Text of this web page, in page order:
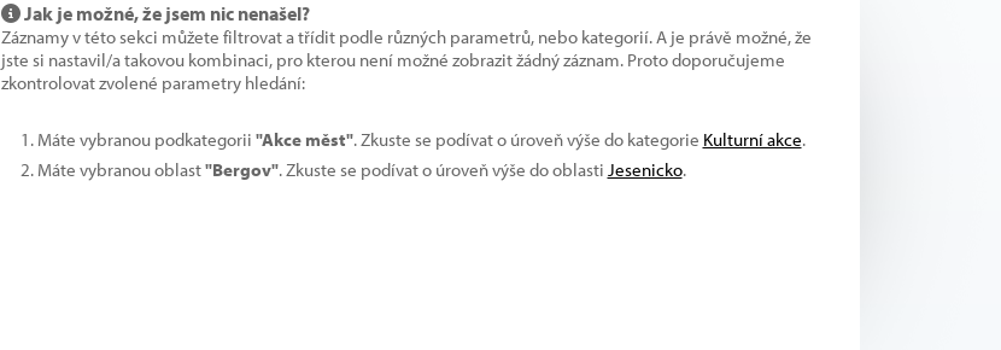
Jak je možné, že jsem nic nenašel?
Záznamy v této sekci můžete filtrovat a třídit podle různých parametrů, nebo kategorií. A je právě možné, že
jste si nastavil/a takovou kombinaci, pro kterou není možné zobrazit žádný záznam. Proto doporučujeme
zkontrolovat zvolené parametry hledání:
Máte vybranou podkategorii "Akce měst". Zkuste se podívat o úroveň výše do kategorie Kulturní akce.
Máte vybranou oblast"Bergov". Zkuste se podívat o úroveň výše do oblasti Jesenicko.